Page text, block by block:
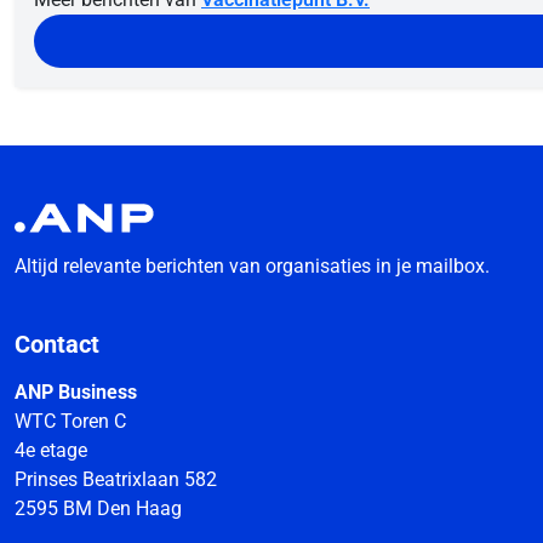
Altijd relevante berichten van organisaties in je mailbox.
Contact
ANP Business
WTC Toren C
4e etage
Prinses Beatrixlaan 582
2595 BM Den Haag